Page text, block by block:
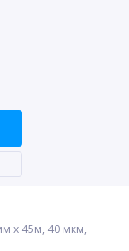
x 45м, 40 мкм,